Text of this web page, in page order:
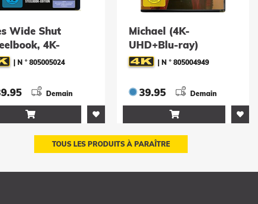
Wide Shut
4K-
ray)
| N ° 805005024
Demain

Michael (4K-
UHD+Blu-ray)
| N ° 805004949
39.95 Demain

TOUS LES PRODUITS À PARAÎTRE